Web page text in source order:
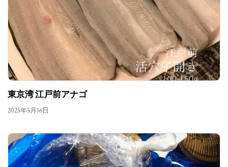
東京湾 江戸前アナゴ
2025年5月16日